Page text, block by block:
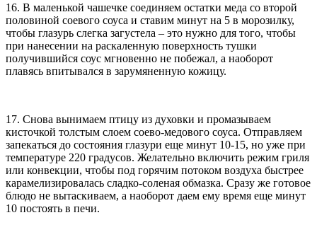
16. В маленькой чашечке соединяем остатки меда со второй
половиной соевого соуса и ставим минут на 5 в морозилку,
чтобы глазурь слегка загустела – это нужно для того, чтобы
при нанесении на раскаленную поверхность тушки
получившийся соус мгновенно не побежал, а наоборот
плавясь впитывался в зарумяненную кожицу.
17. Снова вынимаем птицу из духовки и промазываем
кисточкой толстым слоем соево-медового соуса. Отправляем
запекаться до состояния глазури еще минут 10-15, но уже при
температуре 220 градусов. Желательно включить режим гриля
или конвекции, чтобы под горячим потоком воздуха быстрее
карамелизировалась сладко-соленая обмазка. Сразу же готовое
блюдо не вытаскиваем, а наоборот даем ему время еще минут
10 постоять в печи.